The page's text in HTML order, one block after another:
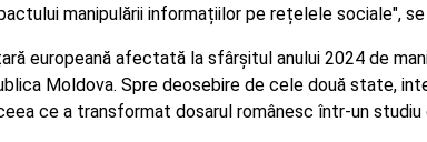
manipulării informațiilor pe rețelele sociale",
europeană afectată la sfârșitul anului 2024 de
Moldova. Spre deosebire de cele două state,
ce a transformat dosarul românesc într-un